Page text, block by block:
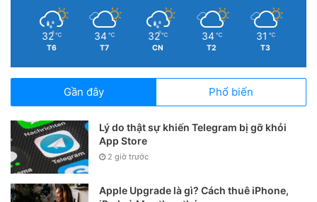
32 ℃
T6
34 ℃
T7
32 ℃
CN
34 ℃
T2
31 ℃
T3
Gần đây Phổ biến
Lý do thật sự khiến Telegram bị gỡ khỏi
App Store
2 giờ trước
Apple Upgrade là gì? Cách thuê iPhone,